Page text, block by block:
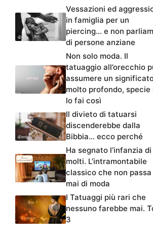
Vessazioni ed
in famiglia per un
piercing… e non
di persone anziane
Non solo moda. Il
tatuaggio all’orecchio
assumere un
molto profondo, specie
lo fai così
Il divieto di tatuarsi
discenderebbe dalla
Bibbia… ecco perché
Ha segnato l’infanzia di
molti. L’intramontabile
classico che non passa
mai di moda
I Tatuaggi più rari che
nessuno farebbe mai.
3